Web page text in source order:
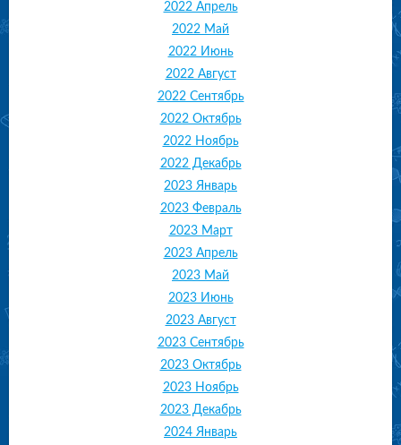
2022 Апрель
2022 Май
2022 Июнь
2022 Август
2022 Сентябрь
2022 Октябрь
2022 Ноябрь
2022 Декабрь
2023 Январь
2023 Февраль
2023 Март
2023 Апрель
2023 Май
2023 Июнь
2023 Август
2023 Сентябрь
2023 Октябрь
2023 Ноябрь
2023 Декабрь
2024 Январь